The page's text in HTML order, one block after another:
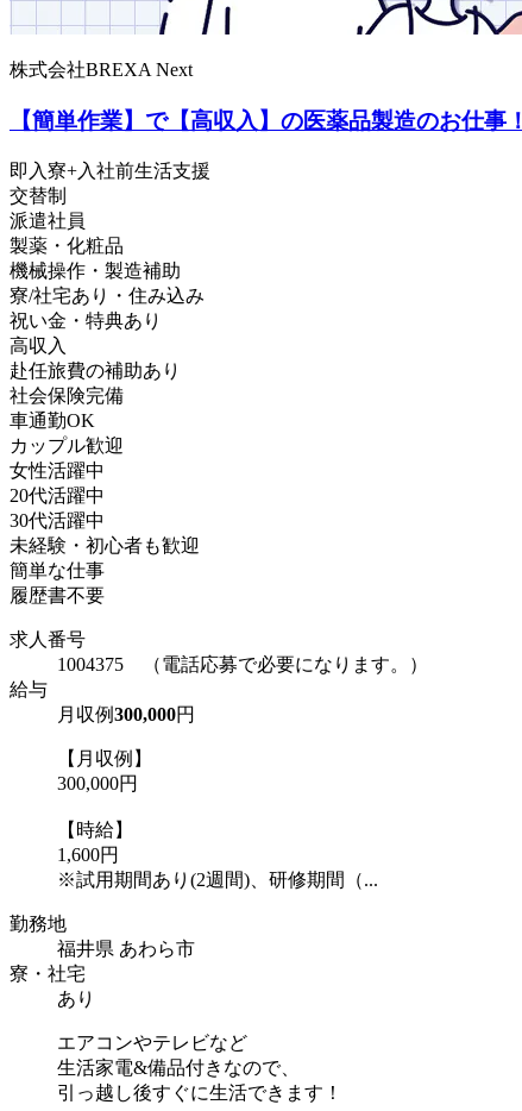
株式会社BREXA Next
【簡単作業】で【高収入】の医薬品製造のお仕
即入寮+入社前生活支援
交替制
派遣社員
製薬・化粧品
機械操作・製造補助
寮/社宅あり・住み込み
祝い金・特典あり
高収入
赴任旅費の補助あり
社会保険完備
車通勤OK
カップル歓迎
女性活躍中
20代活躍中
30代活躍中
未経験・初心者も歓迎
簡単な仕事
履歴書不要
求人番号
1004375 （電話応募で必要になります。）
給与
月収例300,000円
【月収例】
300,000円
【時給】
1,600円
※試用期間あり(2週間)、研修期間（...
勤務地
福井県 あわら市
寮・社宅
あり
エアコンやテレビなど
生活家電&備品付きなので、
引っ越し後すぐに生活できます！